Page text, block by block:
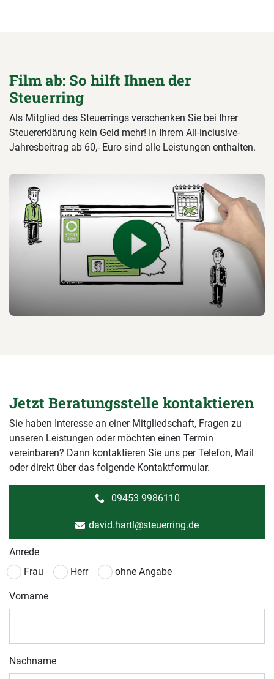
Film ab: So hilft Ihnen der
Steuerring
Als Mitglied des Steuerrings verschenken Sie bei Ihrer
Steuererklärung kein Geld mehr! In Ihrem All-inclusive-
Jahresbeitrag ab 60,- Euro sind alle Leistungen enthalten.
Jetzt Beratungsstelle kontaktieren
Sie haben Interesse an einer Mitgliedschaft, Fragen zu
unseren Leistungen oder möchten einen Termin
vereinbaren? Dann kontaktieren Sie uns per Telefon, Mail
oder direkt über das folgende Kontaktformular.
09453 9986110
david.hartl@steuerring.de
Anrede
Frau
Herr ohne Angabe
Vorname
Nachname